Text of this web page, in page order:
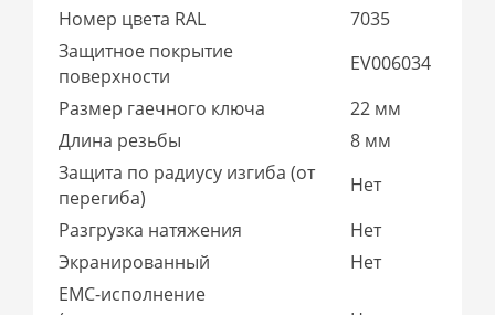
Номер цвета RAL
7035
Защитное покрытие
поверхности
EV006034
Размер гаечного ключа
22 мм
Длина резьбы
8 мм
Защита по радиусу изгиба (от
перегиба)
Нет
Разгрузка натяжения
Нет
Экранированный
Нет
EMC-исполнение